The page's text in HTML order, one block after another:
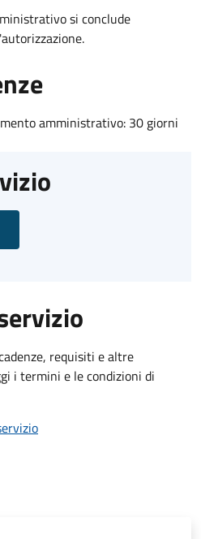
si conclude
amministrativo: 30 giorni
requisiti e altre
i termini e le condizioni di